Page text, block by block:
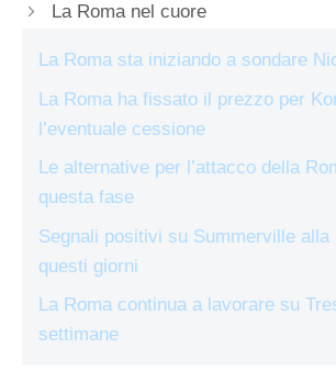
La Roma nel cuore
La Roma sta iniziando a sondare
La Roma ha fissato il prezzo per
l’eventuale cessione
Le alternative per l’attacco della
questa fase
Segnali positivi su Summerville alla
questi giorni
La Roma continua a lavorare su
settimane